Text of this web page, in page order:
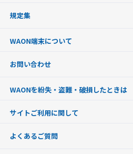
ご当地WAON
G.G WAON
WAONカード・WAONカードプラス
モバイルWAON
提携WAONカード
規定集
WAON端末について
WAONネットステーション
新型WAONステーション
WAONチャージャーmini
お問い合わせ
WAONを紛失・盗難・破損したときは
WAONカードの拾得について
サイトご利用に関して
企業情報
よくあるご質問